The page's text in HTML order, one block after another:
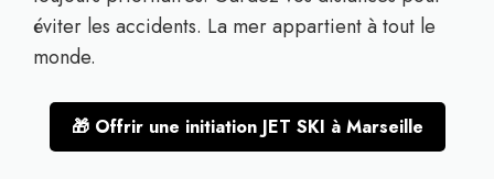
éviter les accidents. La mer appartient à tout le
monde.
🎁 Offrir une initiation JET SKI à Marseille